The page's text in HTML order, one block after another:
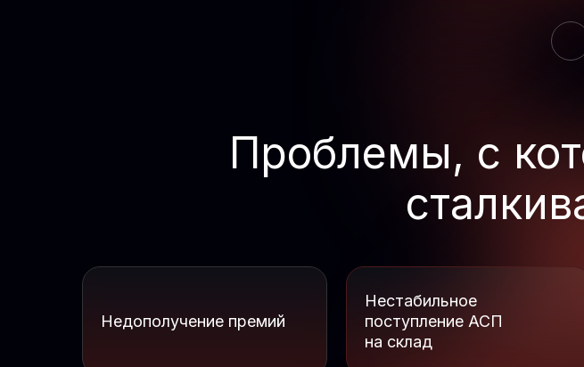
Проблемы, с
Недополучение премий
Нестабильное
поступление АСП
на склад